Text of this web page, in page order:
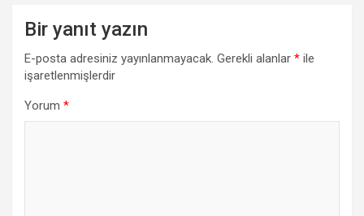
Bir yanıt yazın
E-posta adresiniz yayınlanmayacak. Gerekli alanlar * ile
işaretlenmişlerdir
Yorum *